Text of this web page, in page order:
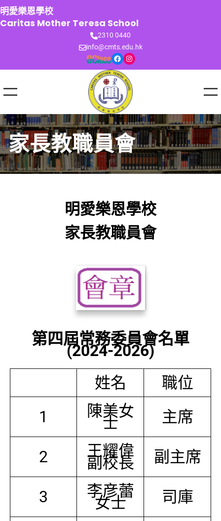
跳
至
主
明愛樂恩學校
Caritas Mother Teresa School
2310 0440
info@cmts.edu.hk
Facebook Instagram
家長教職員會
明愛樂恩學校
家長教職員會
第四屆常務委員會名單
(2024-2026)
姓名
職位
1
陳美女
士 主席
2 王耀偉
副校長 副主席
3 李彦蕾
女士 司庫